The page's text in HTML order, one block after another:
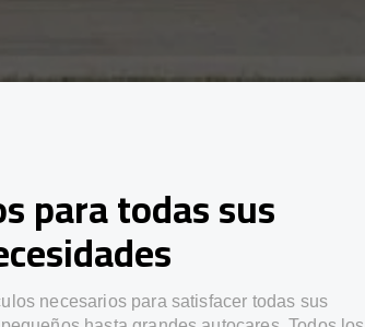
para todas sus
necesarios para satisfacer todas sus